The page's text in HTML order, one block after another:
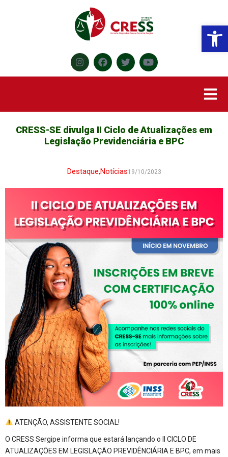
CRESS-SE divulga II Ciclo de Atualizações em
Legislação Previdenciária e BPC
Destaque,Notícias19/10/2023
ATENÇÃO, ASSISTENTE SOCIAL!
O CRESS Sergipe informa que estará lançando o II CICLO DE
ATUALIZAÇÕES EM LEGISLAÇÃO PREVIDÊNCIÁRIA E BPC, em mais